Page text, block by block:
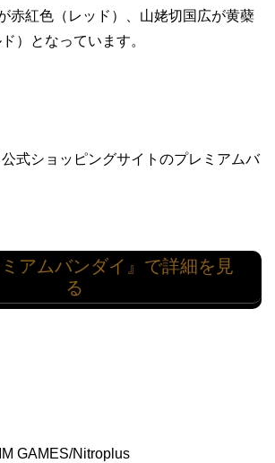
赤紅色（レッド）、山姥切国広が黄蘗
）となっています。
式ショッピングサイトのプレミアムバ
ミアムバンダイ』で詳細を見
る
GAMES/Nitroplus